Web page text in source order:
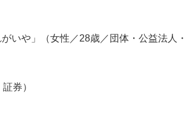
いや」（女性／28歳／団体・公益法人・
券）